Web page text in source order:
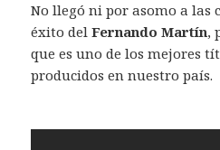
No llegó ni por asomo a las
éxito delFernando Martín,
que es uno de los mejores
producidos en nuestro país.